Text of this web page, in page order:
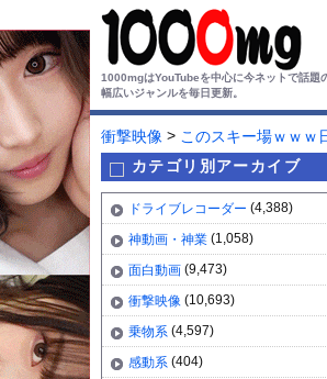
1000mgはYouTubeを中心に今ネットで話題
幅広いジャンルを毎日更新。
衝撃映像 > このスキー場ｗｗｗ
カテゴリ別アーカイブ
ドライブレコーダー (4,388)
神動画・神業 (1,058)
面白動画 (9,473)
衝撃映像 (10,693)
乗物系 (4,597)
感動系 (404)